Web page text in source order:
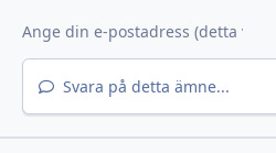
Svara på detta ämne...